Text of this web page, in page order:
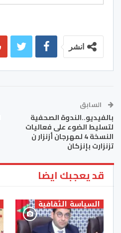
انشر
السابق
بالفيديو..الندوة الصحفية
لتسليط الضوء على فعاليات
النسخة 4 لمهرجان أزنزار ن
تزنزارت بإنزكان
قد يعجبك ايضا
السياسة الثقافية